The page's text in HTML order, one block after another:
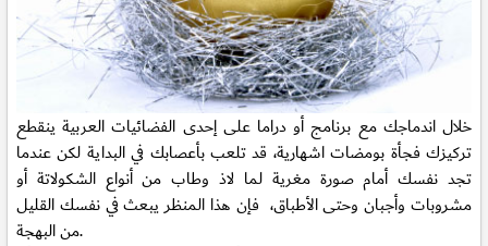
خلال اندماجك مع برنامج أو دراما على إحدى الفضائيات العربية ينقطع
تركيزك فجأة بومضات اشهارية، قد تلعب بأعصابك في البداية لكن عندما
تجد نفسك أمام صورة مغرية لما لاذ وطاب من أنواع الشكولاتة أو
مشروبات وأجبان وحتى الأطباق، فإن هذا المنظر يبعث في نفسك القليل
من البهجة.